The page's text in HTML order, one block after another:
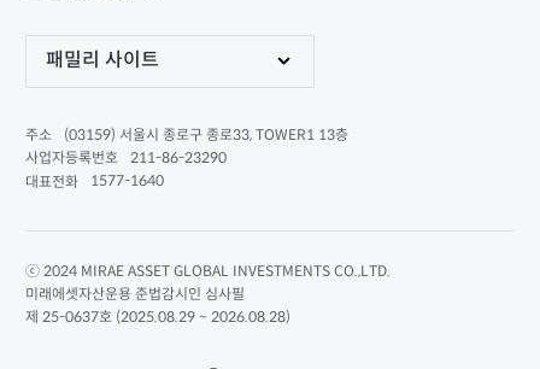
패밀리 사이트
주소
(03159) 서울시 종로구 종로33, TOWER1 13층
사업자등록번호
211-86-23290
대표전화
1577-1640
ⓒ 2024 MIRAE ASSET GLOBAL INVESTMENTS CO.,LTD.
미래에셋자산운용 준법감시인 심사필
제 25-0637호 (2025.08.29 ~ 2026.08.28)